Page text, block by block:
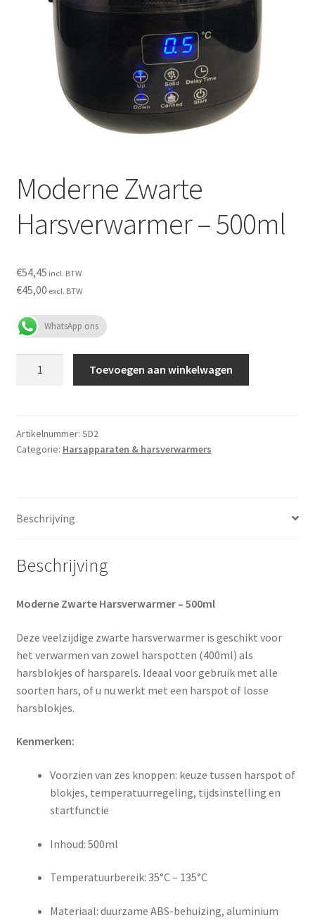
SALON BENODIGDHEDEN
OUTLET
MERK SITES
Moderne Zwarte
Harsverwarmer – 500ml
€54,45 incl. BTW
€45,00 excl. BTW
WhatsApp ons
500ml
aantal
Toevoegen aan winkelwagen
Artikelnummer: SD2
Categorie: Harsapparaten & harsverwarmers
Beschrijving
Beschrijving
Moderne Zwarte Harsverwarmer – 500ml
Deze veelzijdige zwarte harsverwarmer is geschikt voor
het verwarmen van zowel harspotten (400ml) als
harsblokjes of harsparels. Ideaal voor gebruik met alle
soorten hars, of u nu werkt met een harspot of losse
harsblokjes.
Kenmerken:
Voorzien van zes knoppen: keuze tussen harspot of
blokjes, temperatuurregeling, tijdsinstelling en
startfunctie
Inhoud: 500ml
Temperatuurbereik: 35°C – 135°C
Materiaal: duurzame ABS-behuizing, aluminium